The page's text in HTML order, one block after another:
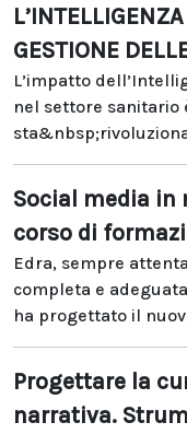
GESTIONE
L’impatto
nel settore sanitario
Social media in
corso di
Edra, sempre
completa e
ha progettato il
Progettare la
narrativa.